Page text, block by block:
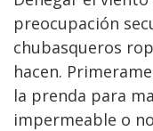
preocupación
chubasqueros
hacen.
la prenda para
impermeable o